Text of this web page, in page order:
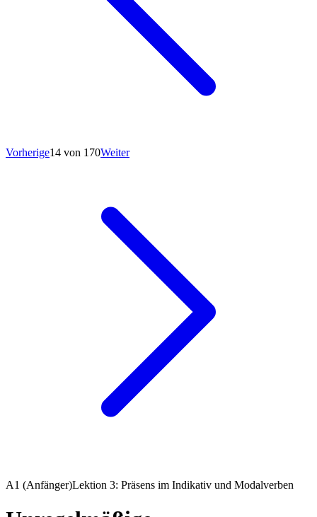
Vorherige14 von 170Weiter
A1 (Anfänger)Lektion 3: Präsens im Indikativ und Modalverben